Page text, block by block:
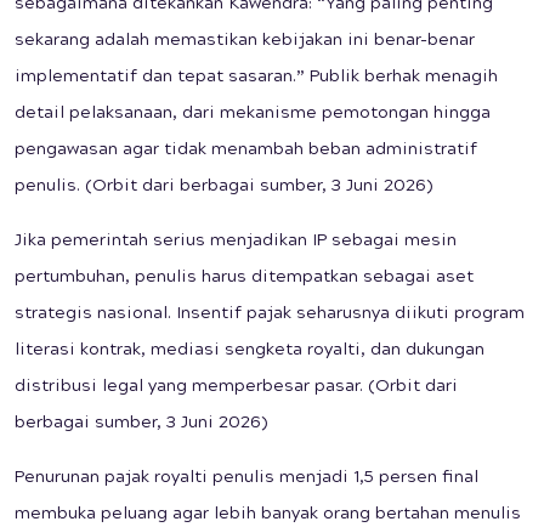
sebagaimana ditekankan Kawendra: “Yang paling penting
sekarang adalah memastikan kebijakan ini benar-benar
implementatif dan tepat sasaran.” Publik berhak menagih
detail pelaksanaan, dari mekanisme pemotongan hingga
pengawasan agar tidak menambah beban administratif
penulis. (Orbit dari berbagai sumber, 3 Juni 2026)
Jika pemerintah serius menjadikan IP sebagai mesin
pertumbuhan, penulis harus ditempatkan sebagai aset
strategis nasional. Insentif pajak seharusnya diikuti program
literasi kontrak, mediasi sengketa royalti, dan dukungan
distribusi legal yang memperbesar pasar. (Orbit dari
berbagai sumber, 3 Juni 2026)
Penurunan pajak royalti penulis menjadi 1,5 persen final
membuka peluang agar lebih banyak orang bertahan menulis